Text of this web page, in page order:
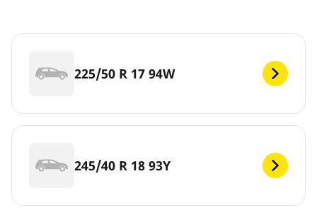
225/50 R 17 94W
245/40 R 18 93Y